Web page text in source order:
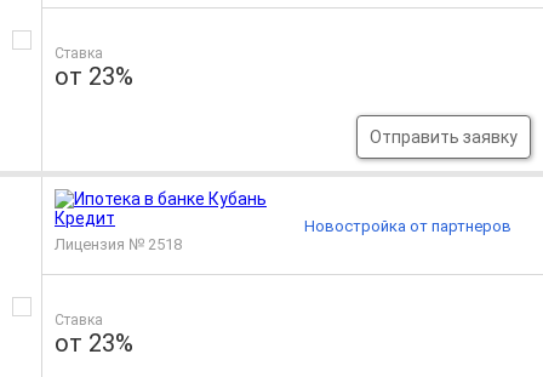
Ставка
от 23%
Отправить заявку
Лицензия № 2518
Ставка
от 23%
Новостройка от партнеров